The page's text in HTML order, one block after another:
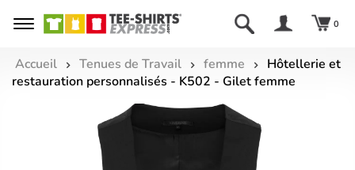
0
Accueil Tenues de Travail femme
Hôtellerie et
restauration personnalisés - K502 - Gilet femme